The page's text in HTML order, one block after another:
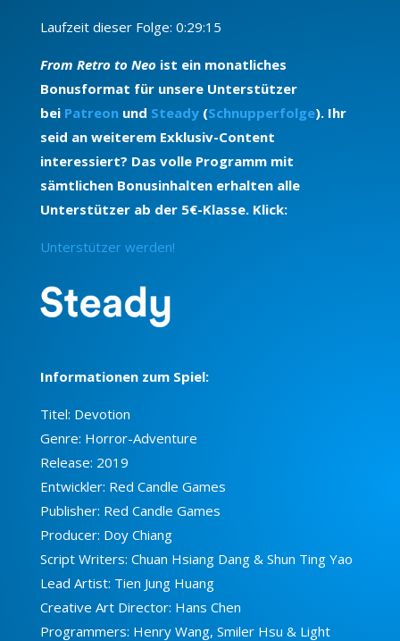
Laufzeit dieser Folge: 0:29:15
From Retro to Neo ist ein monatliches
Bonusformat für unsere Unterstützer
bei Patreonund Steady(Schnupperfolge). Ihr
seid an weiterem Exklusiv-Content
interessiert? Das volle Programm mit
sämtlichen Bonusinhalten erhalten alle
Unterstützer ab der 5€-Klasse. Klick:
Unterstützer werden!
Informationen zum Spiel:
Titel: Devotion
Genre: Horror-Adventure
Release: 2019
Entwickler: Red Candle Games
Publisher: Red Candle Games
Producer: Doy Chiang
Script Writers: Chuan Hsiang Dang & Shun Ting Yao
Lead Artist: Tien Jung Huang
Creative Art Director: Hans Chen
Programmers: Henry Wang, Smiler Hsu & Light